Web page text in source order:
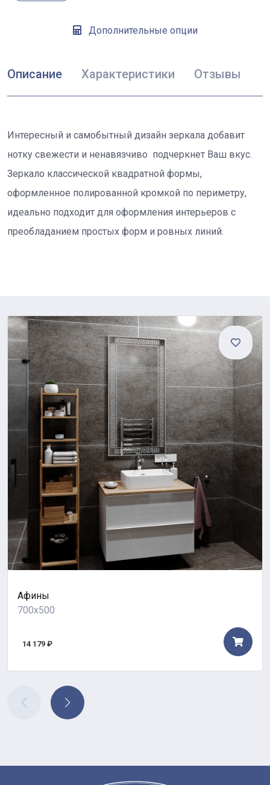
Дополнительные опции
Описание Характеристики Отзывы
Интересный и самобытный дизайн зеркала добавит
нотку свежести и ненавязчиво подчеркнет Ваш вкус.
Зеркало классической квадратной формы,
оформленное полированной кромкой по периметру,
идеально подходит для оформления интерьеров с
преобладанием простых форм и ровных линий.
Афины
700x500
14 179 ₽